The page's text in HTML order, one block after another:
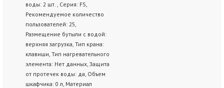
воды: 2 шт. , Серия: FS,
Рекомендуемое количество
пользователей: 25,
Размещение бутыли с водой:
верхняя загрузка, Тип крана:
клавиши, Тип нагревательного
элемента: Нет данных, Защита
от протечек воды: да, Объем
шкафчика: 0 л, Материал